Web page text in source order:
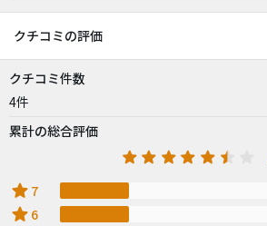
クチコミの評価
クチコミ件数
4件
累計の総合評価
star 7
star 6